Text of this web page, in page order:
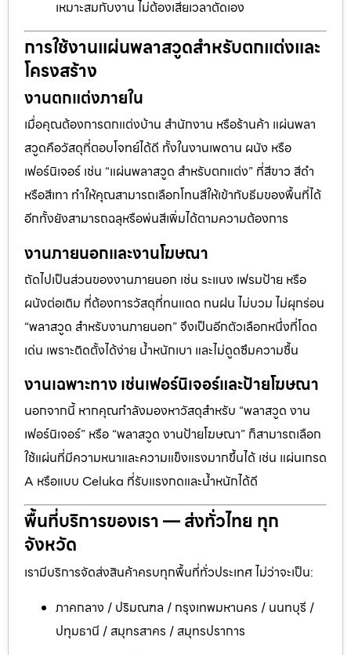
เหมาะสมกับงาน ไม่ต้องเสียเวลาตัดเอง
การใช้งานแผ่นพลาสวูดสำหรับตกแต่งและ
โครงสร้าง
งานตกแต่งภายใน
เมื่อคุณต้องการตกแต่งบ้าน สำนักงาน หรือร้านค้า แผ่นพลา
สวูดคือวัสดุที่ตอบโจทย์ได้ดี ทั้งในงานเพดาน ผนัง หรือ
เฟอร์นิเจอร์ เช่น “แผ่นพลาสวูด สำหรับตกแต่ง” ที่สีขาว สีดำ
หรือสีเทา ทำให้คุณสามารถเลือกโทนสีให้เข้ากับธีมของพื้นที่ได้
อีกทั้งยังสามารถฉลุหรือพ่นสีเพิ่มได้ตามความต้องการ
งานภายนอกและงานโฆษณา
ถัดไปเป็นส่วนของงานภายนอก เช่น ระแนง เฟรมป้าย หรือ
ผนังต่อเติม ที่ต้องการวัสดุที่ทนแดด ทนฝน ไม่บวม ไม่ผุกร่อน
“พลาสวูด สำหรับงานภายนอก” จึงเป็นอีกตัวเลือกหนึ่งที่โดด
เด่น เพราะติดตั้งได้ง่าย น้ำหนักเบา และไม่ดูดซึมความชื้น
งานเฉพาะทาง เช่นเฟอร์นิเจอร์และป้ายโฆษณา
นอกจากนี้ หากคุณกำลังมองหาวัสดุสำหรับ “พลาสวูด งาน
เฟอร์นิเจอร์” หรือ “พลาสวูด งานป้ายโฆษณา” ก็สามารถเลือก
ใช้แผ่นที่มีความหนาและความแข็งแรงมากขึ้นได้ เช่น แผ่นเกรด
A หรือแบบ Celuka ที่รับแรงกดและน้ำหนักได้ดี
พื้นที่บริการของเรา — ส่งทั่วไทย ทุก
จังหวัด
เรามีบริการจัดส่งสินค้าครบทุกพื้นที่ทั่วประเทศ ไม่ว่าจะเป็น:
ภาคกลาง / ปริมณฑล / กรุงเทพมหานคร / นนทบุรี /
ปทุมธานี / สมุทรสาคร / สมุทรปราการ